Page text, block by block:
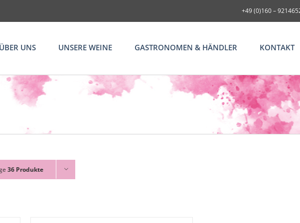
+49 (0)160 –
ÜBER UNS UNSERE WEINE GASTRONOMEN & HÄNDLER KONTAKT
36 Produkte